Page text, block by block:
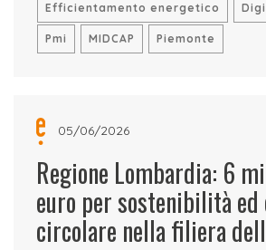
Efficientamento energetico
Pmi MIDCAP Piemonte
05/06/2026
Regione Lombardia: 6
euro per sostenibilità ed
circolare nella filiera